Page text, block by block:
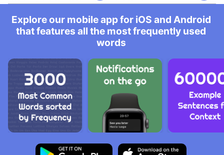
Explore our mobile app for iOS and Android
that features all the most frequently used
words